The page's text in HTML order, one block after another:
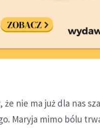
że nie ma już dla nas
Maryja mimo bólu